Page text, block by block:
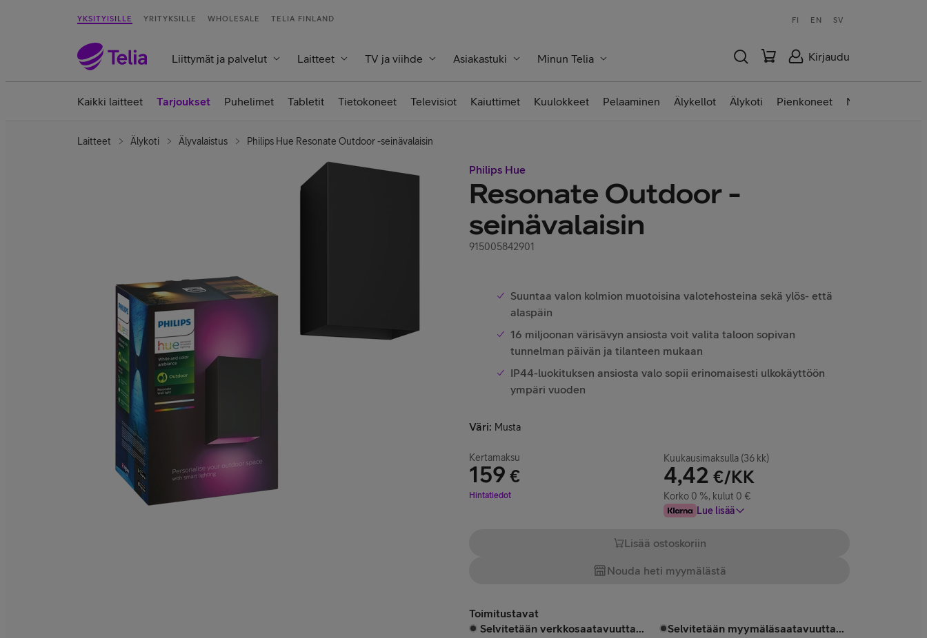
YKSITYISILLE YRITYKSILLE WHOLESALE TELIA FINLAND FI EN SV
Liittymät ja palvelut Laitteet TV ja viihde Asiakastuki Minun Telia Kirjaudu
Kaikki laitteet Tarjoukset Puhelimet Tabletit Tietokoneet Televisiot Kaiuttimet Kuulokkeet Pelaaminen Älykellot Älykoti Pienkoneet Nettilaitteet
Laitteet Älykoti Älyvalaistus Philips Hue Resonate Outdoor -seinävalaisin
Philips Hue
Resonate Outdoor -
seinävalaisin
915005842901
Suuntaa valon kolmion muotoisina valotehosteina sekä ylös- että
alaspäin
16 miljoonan värisävyn ansiosta voit valita taloon sopivan
tunnelman päivän ja tilanteen mukaan
IP44-luokituksen ansiosta valo sopii erinomaisesti ulkokäyttöön
ympäri vuoden
Väri: Musta
Kertamaksu
159 €
Hinta 159 €
Hintatiedot
Kuukausimaksulla (36 kk)
4,42 €/KK
Korko 0 %, kulut 0 €
Lue lisää
Lisää ostoskoriin
Nouda heti myymälästä
Toimitustavat
Selvitetään verkkosaatavuutta...
Selvitetään myymäläsaatavuutta...